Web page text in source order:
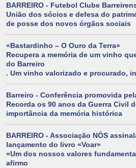
BARREIRO - Futebol Clube
União dos sócios e defesa do
de posse dos novos órgãos sociais
«Bastardinho – O Ouro da Terra»
Recupera a memória de um vinho
do Barreiro
. Um vinho valorizado e procurado,
Barreiro - Conferência promovida
Recorda os 90 anos da Guerra Civil
importância da memória histórica
BARREIRO - Associação NÓS
lançamento do livro «Voar»
«Um dos nossos valores
afirmo